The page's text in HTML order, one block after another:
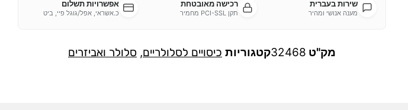
שירות בעברית
מענה אנושי ומהיר
רכישה מאובטחת
תקן PCI-SSL מחמיר
אפשרויות תשלום
כ.אשראי, אפל/גוגל פיי, ביט
מק"ט 32468קטגוריות כיסויים לסלולריים, סלולר ואביזרים